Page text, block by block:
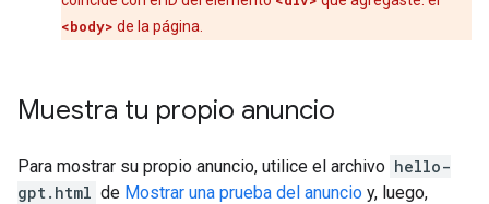
<body> de la página.
Muestra tu propio anuncio
Para mostrar su propio anuncio, utilice el archivo hello-
gpt.html de Mostrar una prueba del anuncio y, luego,